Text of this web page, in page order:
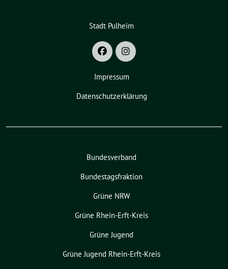
Stadt Pulheim
Impressum
Datenschutzerklärung
Bundesverband
Bundestagsfraktion
Grüne NRW
Grüne Rhein-Erft-Kreis
Grüne Jugend
Grüne Jugend Rhein-Erft-Kreis